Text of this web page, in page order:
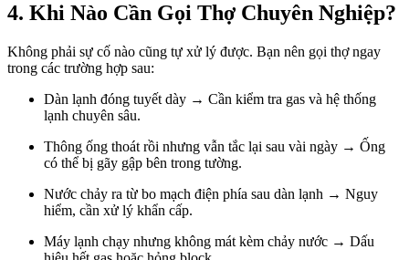
4. Khi Nào Cần Gọi Thợ Chuyên Nghiệp?
Không phải sự cố nào cũng tự xử lý được. Bạn nên gọi thợ ngay
trong các trường hợp sau:
Dàn lạnh đóng tuyết dày → Cần kiểm tra gas và hệ thống
lạnh chuyên sâu.
Thông ống thoát rồi nhưng vẫn tắc lại sau vài ngày → Ống
có thể bị gãy gập bên trong tường.
Nước chảy ra từ bo mạch điện phía sau dàn lạnh → Nguy
hiểm, cần xử lý khẩn cấp.
Máy lạnh chạy nhưng không mát kèm chảy nước → Dấu